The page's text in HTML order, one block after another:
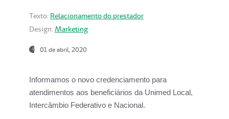
Texto: Relacionamento do prestador
Design: Marketing
01 de abril, 2020
Informamos o novo credenciamento para
atendimentos aos beneficiários da Unimed Local,
Intercâmbio Federativo e Nacional.